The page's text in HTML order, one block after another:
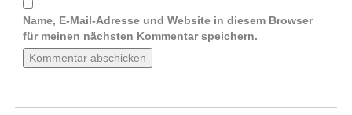
Name, E-Mail-Adresse und Website in diesem Browser
für meinen nächsten Kommentar speichern.